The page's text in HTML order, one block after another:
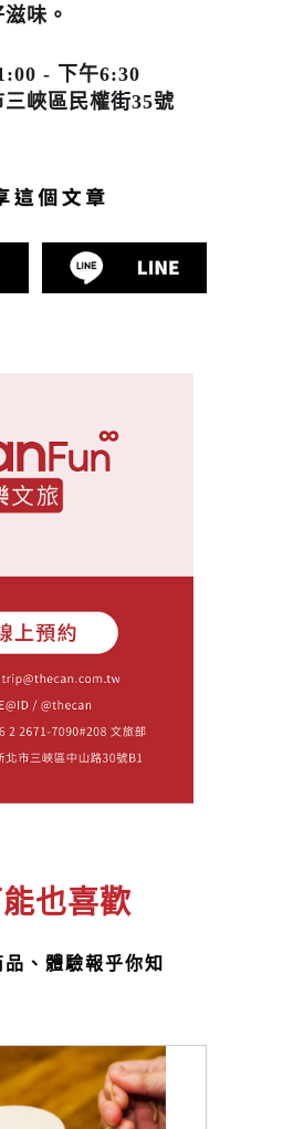
味。
- 下午6:30
峽區民權街35號
也喜歡
、體驗報乎你知